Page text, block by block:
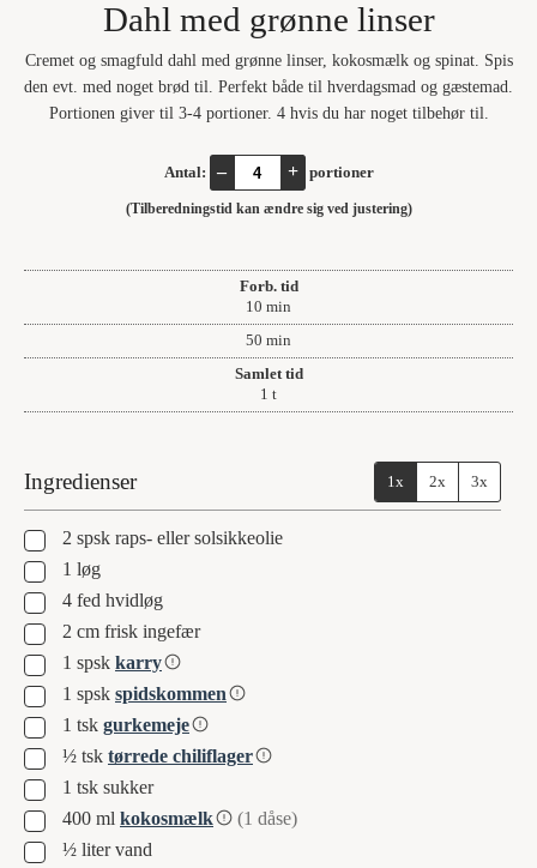
Dahl med grønne linser
Cremet og smagfuld dahl med grønne linser, kokosmælk og spinat. Spis
den evt. med noget brød til. Perfekt både til hverdagsmad og gæstemad.
Portionen giver til 3-4 portioner. 4 hvis du har noget tilbehør til.
Antal: – + portioner
(Tilberedningstid kan ændre sig ved justering)
Forb. tid
10 minutter
min
50 minutter
min
Samlet tid
1 time
t
Ingredienser 1x 2x 3x
▢
2 spsk raps- eller solsikkeolie
▢1 løg
▢
4 fed hvidløg
▢
2 cm frisk ingefær
▢1 spsk karry
▢1 spsk spidskommen
▢1 tsk gurkemeje
▢
½ tsk tørrede chiliflager
▢1 tsk sukker
▢
400 ml kokosmælk (1 dåse)
▢
½ liter vand